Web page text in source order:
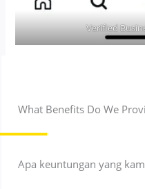
Verified
What Benefits Do We
Apa keuntungan yang